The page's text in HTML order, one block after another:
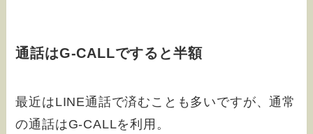
通話はG-CALLですると半額
最近はLINE通話で済むことも多いですが、通常
の通話はG-CALLを利用。